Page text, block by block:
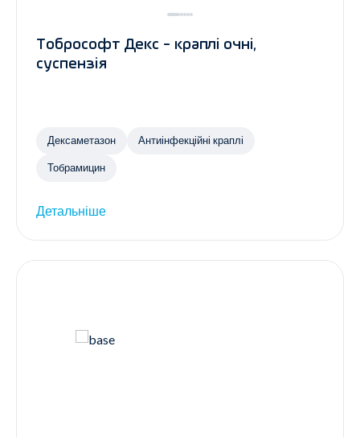
Тобрософт Декс - краплі очні,
суспензія
Дексаметазон Антиінфекційні краплі
Тобрамицин
Детальніше